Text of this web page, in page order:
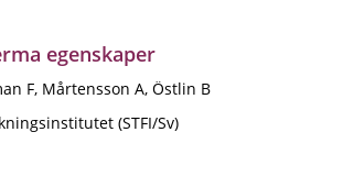
egenskaper
F, Mårtensson A, Östlin B
(STFI/Sv)